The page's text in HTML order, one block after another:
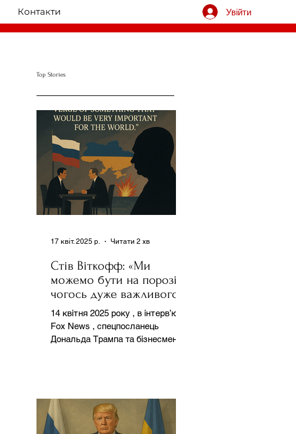
Контакти Увійти
Top Stories
Стів Віткофф: «Ми
можемо бути на порозі
чогось дуже важливого
для світу» — але що це
означає?
14 квітня 2025 року , в інтерв’ю на
Fox News , спецпосланець
Дональда Трампа та бізнесмен
17 квіт. 2025 р. Читати 2 хв